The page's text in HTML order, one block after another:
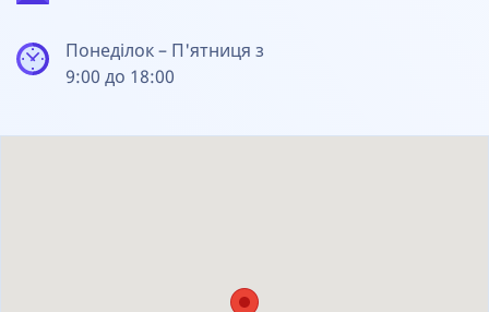
Понеділок – П'ятниця з
9:00 до 18:00